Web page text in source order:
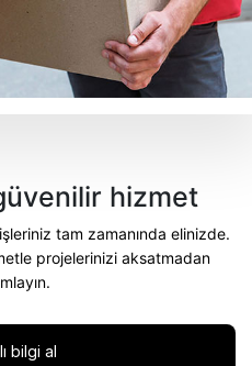
hizmet
tam zamanında elinizde.
projelerinizi aksatmadan
bilgi al